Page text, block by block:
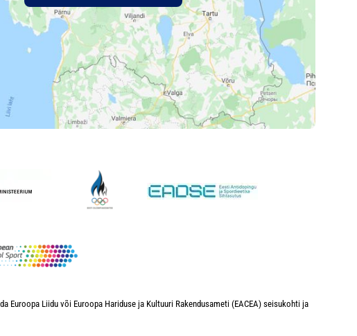
Liidu või Euroopa Hariduse ja Kultuuri Rakendusameti (EACEA) seisukohti ja